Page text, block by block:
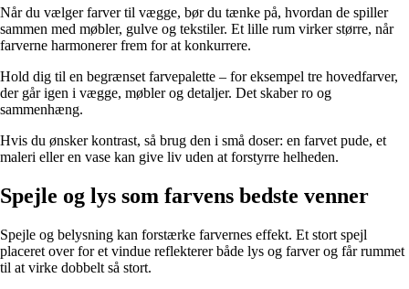
Når du vælger farver til vægge, bør du tænke på, hvordan de spiller
sammen med møbler, gulve og tekstiler. Et lille rum virker større, når
farverne harmonerer frem for at konkurrere.
Hold dig til en begrænset farvepalette – for eksempel tre hovedfarver,
der går igen i vægge, møbler og detaljer. Det skaber ro og
sammenhæng.
Hvis du ønsker kontrast, så brug den i små doser: en farvet pude, et
maleri eller en vase kan give liv uden at forstyrre helheden.
Spejle og lys som farvens bedste venner
Spejle og belysning kan forstærke farvernes effekt. Et stort spejl
placeret over for et vindue reflekterer både lys og farver og får rummet
til at virke dobbelt så stort.